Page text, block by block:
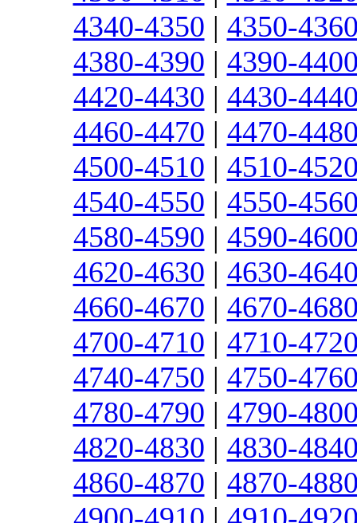
4340-4350 | 4350-
4380-4390 | 4390-
4420-4430 | 4430-
4460-4470 | 4470-
4500-4510 | 4510-
4540-4550 | 4550-
4580-4590 | 4590-
4620-4630 | 4630-
4660-4670 | 4670-
4700-4710 | 4710-
4740-4750 | 4750-
4780-4790 | 4790-
4820-4830 | 4830-
4860-4870 | 4870-